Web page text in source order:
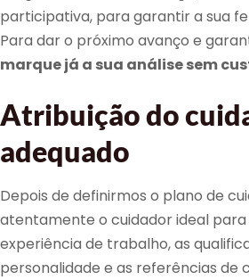
participativa, para garantir a sua
Para dar o próximo avanço e
marque já a sua análise sem
Atribuição do
adequado
Depois de definirmos o plano de
atentamente o cuidador ideal para
experiência de trabalho, as
personalidade e as referências de